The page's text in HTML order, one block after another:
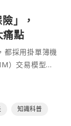
」，
點
都採用掛單簿機
）交易模型橫
性能的依賴程
滑點，最重要
協議⋯
知識科普